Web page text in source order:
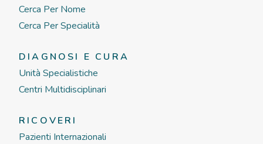
Cerca Per Nome
Cerca Per Specialità
DIAGNOSI E CURA
Unità Specialistiche
Centri Multidisciplinari
RICOVERI
Pazienti Internazionali